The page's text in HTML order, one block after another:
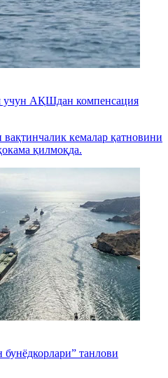
учун АҚШдан компенсация
кемалар қатновини
қилмоқда.
танлови